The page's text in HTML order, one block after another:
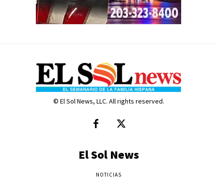
© El Sol News, LLC. All rights reserved.
El Sol News
NOTICIAS